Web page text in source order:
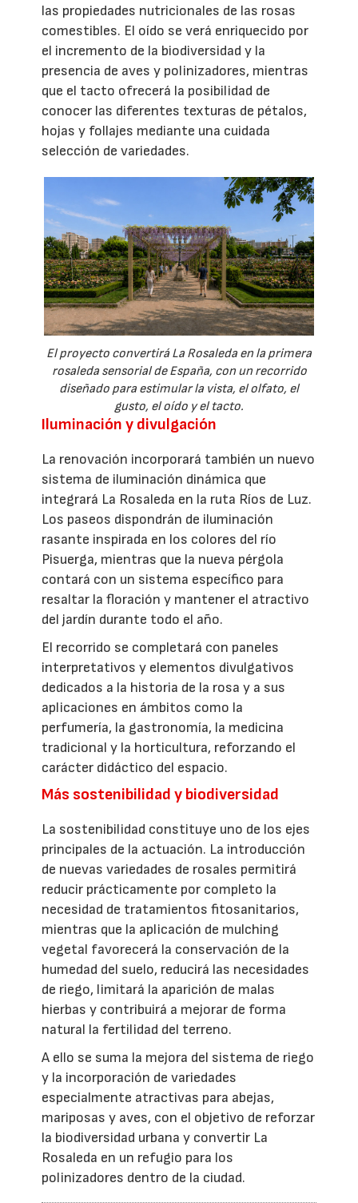
las propiedades nutricionales de las rosas
comestibles. El oído se verá enriquecido por
el incremento de la biodiversidad y la
presencia de aves y polinizadores, mientras
que el tacto ofrecerá la posibilidad de
conocer las diferentes texturas de pétalos,
hojas y follajes mediante una cuidada
selección de variedades.
El proyecto convertirá La Rosaleda en la primera
rosaleda sensorial de España, con un recorrido
diseñado para estimular la vista, el olfato, el
gusto, el oído y el tacto.
Iluminación y divulgación
La renovación incorporará también un nuevo
sistema de iluminación dinámica que
integrará La Rosaleda en la ruta Ríos de Luz.
Los paseos dispondrán de iluminación
rasante inspirada en los colores del río
Pisuerga, mientras que la nueva pérgola
contará con un sistema específico para
resaltar la floración y mantener el atractivo
del jardín durante todo el año.
El recorrido se completará con paneles
interpretativos y elementos divulgativos
dedicados a la historia de la rosa y a sus
aplicaciones en ámbitos como la
perfumería, la gastronomía, la medicina
tradicional y la horticultura, reforzando el
carácter didáctico del espacio.
Más sostenibilidad y biodiversidad
La sostenibilidad constituye uno de los ejes
principales de la actuación. La introducción
de nuevas variedades de rosales permitirá
reducir prácticamente por completo la
necesidad de tratamientos fitosanitarios,
mientras que la aplicación de mulching
vegetal favorecerá la conservación de la
humedad del suelo, reducirá las necesidades
de riego, limitará la aparición de malas
hierbas y contribuirá a mejorar de forma
natural la fertilidad del terreno.
A ello se suma la mejora del sistema de riego
y la incorporación de variedades
especialmente atractivas para abejas,
mariposas y aves, con el objetivo de reforzar
la biodiversidad urbana y convertir La
Rosaleda en un refugio para los
polinizadores dentro de la ciudad.